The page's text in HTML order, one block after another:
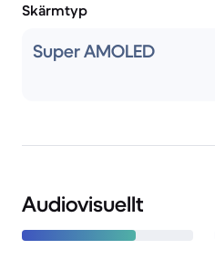
Skärmtyp
Super AMOLED
Audiovisuellt